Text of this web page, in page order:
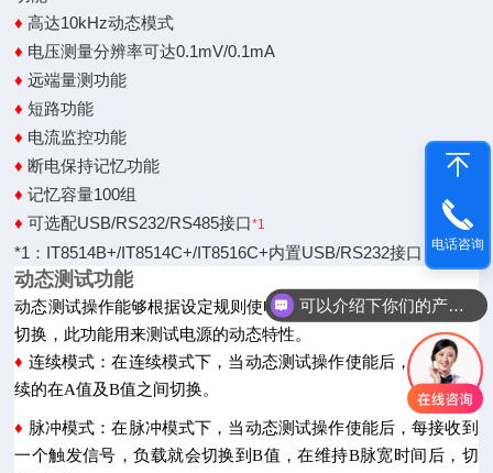
♦高达10kHz动态模式
♦ 电压测量分辨率可达0.1mV/0.1mA
♦远端量测功能
♦短路功能
♦ 电流监控功能
♦ 断电保持记忆功能
♦记忆容量100组
♦可选配USB/RS232/RS485接口*1
*1：IT8514B+/IT8514C+/IT8516C+内置USB/RS232接口
动态测试功能
动态测试操作能够根据设定规则使电子负载在两种设定参数之间
切换，此功能用来测试电源的动态特性。
♦ 连续模式：在连续模式下，当动态测试操作使能后，负载会连
续的在A值及B值之间切换。
♦ 脉冲模式：在脉冲模式下，当动态测试操作使能后，每接收到
一个触发信号，负载就会切换到B值，在维持B脉宽时间后，切
电话咨询
可以介绍下你们的产品么